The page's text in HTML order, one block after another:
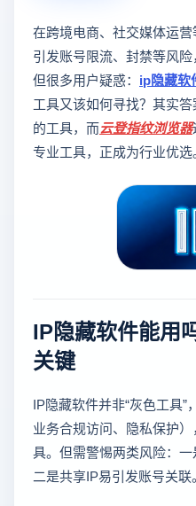
在跨境电商、社交媒体运
引发账号限流、封禁等风险
但很多用户疑惑： ip隐藏软
工具又该如何寻找？其实
的工具，而云登指纹浏览器
专业工具，正成为行业优选。
IP隐藏软件能用
关键
IP隐藏软件并非“灰色工具
业务合规访问、隐私保护
具。但需警惕两类风险：一
二是共享IP易引发账号关联。